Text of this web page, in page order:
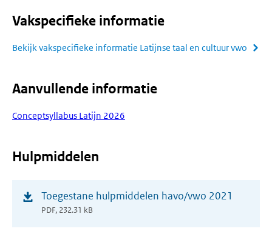
Vakspecifieke informatie
Bekijk vakspecifieke informatie Latijnse taal en cultuur vwo
Aanvullende informatie
Conceptsyllabus Latijn 2026
Hulpmiddelen
Toegestane hulpmiddelen havo/vwo 2021
PDF, 232.31 kB